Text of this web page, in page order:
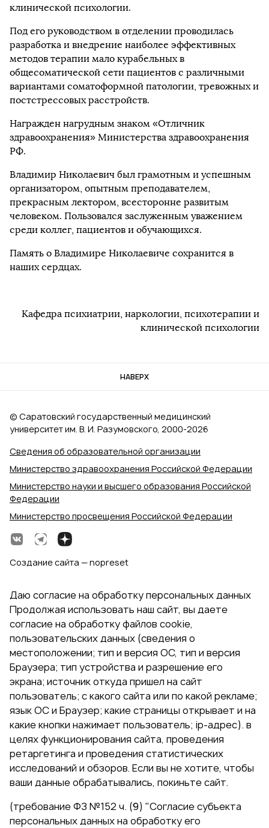
клинической психологии.
Под его руководством в отделении проводилась
разработка и внедрение наиболее эффективных
методов терапии мало курабельных в
общесоматической сети пациентов с различными
вариантами соматоформной патологии, тревожных и
постстрессовых расстройств.
Награжден нагрудным знаком «Отличник
здравоохранения» Министерства здравоохранения
РФ.
Владимир Николаевич был грамотным и успешным
организатором, опытным преподавателем,
прекрасным лектором, всесторонне развитым
человеком. Пользовался заслуженным уважением
среди коллег, пациентов и обучающихся.
Память о Владимире Николаевиче сохранится в
наших сердцах.
Кафедра психиатрии, наркологии, психотерапии и
клинической психологии
НАВЕРХ
Сведения об образовательной организации
Министерство здравоохранения Российской Федерации
Министерство науки и высшего образования Российской
Федерации
Министерство просвещения Российской Федерации
© Саратовский государственный медицинский
университет им. В. И. Разумовского, 2000‑2026
Создание сайта — nopreset
Даю согласие на обработку персональных данных
Продолжая использовать наш сайт, вы даете
согласие на обработку файлов cookie,
пользовательских данных (сведения о
местоположении; тип и версия ОС, тип и версия
Браузера; тип устройства и разрешение его
экрана; источник откуда пришел на сайт
пользователь; с какого сайта или по какой рекламе;
язык ОС и Браузер; какие страницы открывает и на
какие кнопки нажимает пользователь; ip-адрес). в
целях функционирования сайта, проведения
ретаргетинга и проведения статистических
исследований и обзоров. Если вы не хотите, чтобы
ваши данные обрабатывались, покиньте сайт.
(требование ФЗ №152 ч. (9) "Согласие субъекта
персональных данных на обработку его